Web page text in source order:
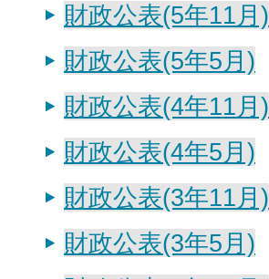
財政公表(5年11月)
財政公表(5年5月)
財政公表(4年11月)
財政公表(4年5月)
財政公表(3年11月)
財政公表(3年5月)